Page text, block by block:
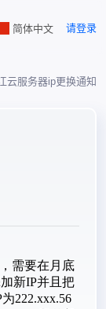
简体中文 请登录
云服务器ip更换通知